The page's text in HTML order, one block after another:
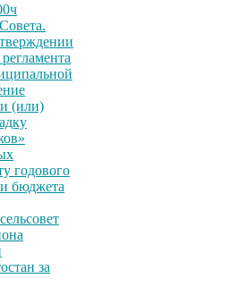
(или)
годового
бюджета
за